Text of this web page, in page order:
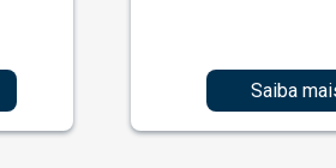
Saiba